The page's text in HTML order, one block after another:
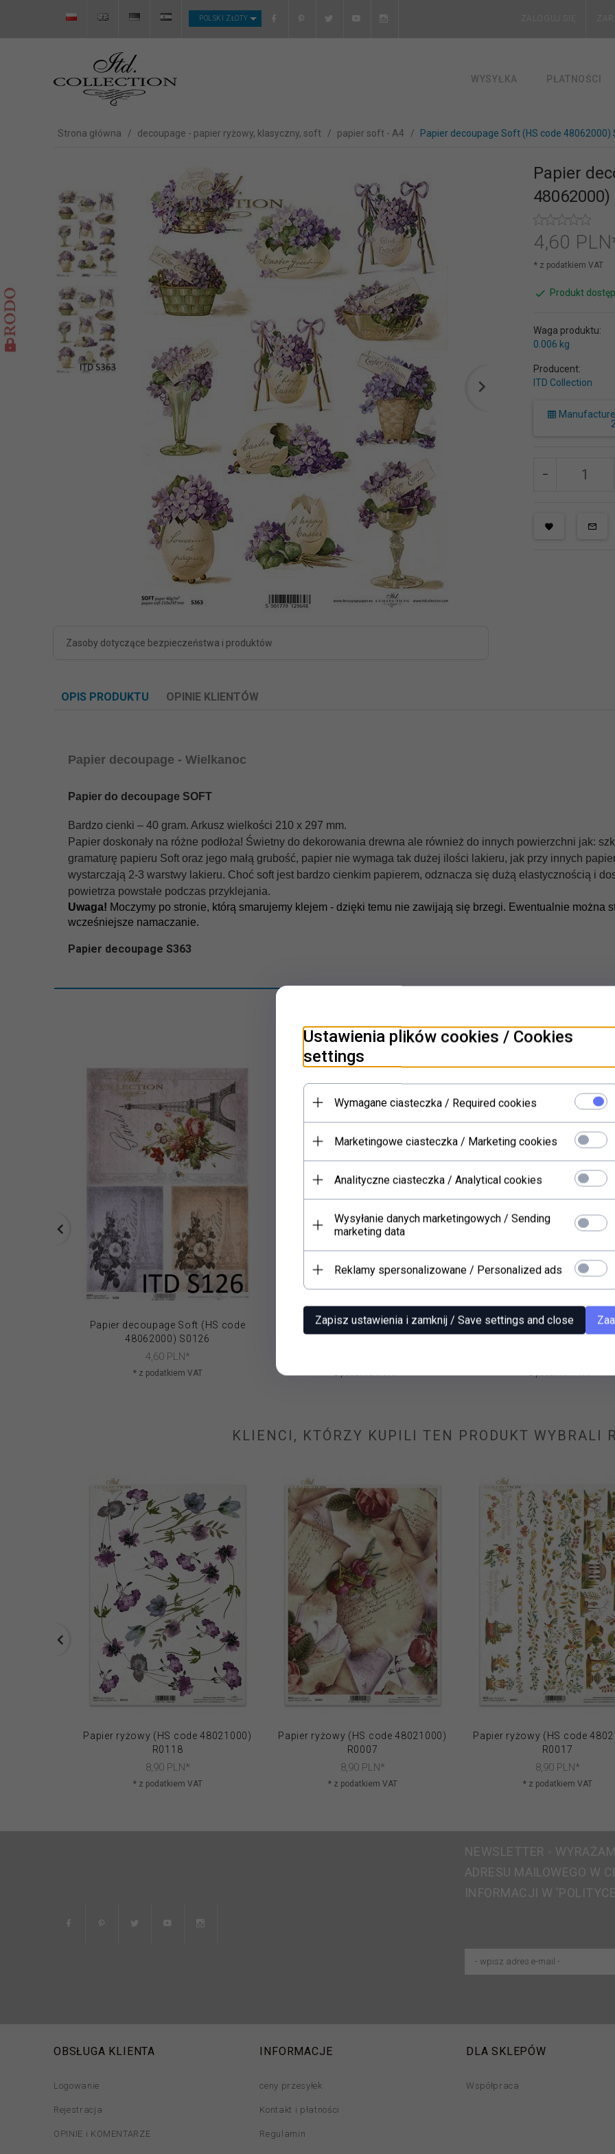
CURRENCY_H
POLSKI ZŁOTY ZALOGUJ SIĘ
WYSYŁKA PŁATNOŚCI
Strona główna decoupage - papier ryżowy, klasyczny, soft papier soft - A4 Papier decoupage Soft (HS code 48062000)
Zasoby dotyczące bezpieczeństwa i produktów
Papier
48062000)
4,60
* z podatkiem VAT
Produkt
Waga produktu:
0.006 kg
Producent:
ITD Collection
OPIS PRODUKTU OPINIE KLIENTÓW
Papier decoupage - Wielkanoc
Papier do decoupage SOFT
Bardzo cienki – 40 gram. Arkusz wielkości 210 x 297 mm.
Papier doskonały na różne podłoża! Świetny do dekorowania drewna ale również do innych powierzchni jak:
gramaturę papieru Soft oraz jego małą grubość, papier nie wymaga tak dużej ilości lakieru, jak przy innych
wystarczają 2-3 warstwy lakieru. Choć soft jest bardzo cienkim papierem, odznacza się dużą elastycznością i
powietrza powstałe podczas przyklejania.
Uwaga! Moczymy po stronie, którą smarujemy klejem - dzięki temu nie zawijają się brzegi. Ewentualnie można
wcześniejsze namaczanie.
Papier decoupage S363
PRODUKTY POWIĄZANE
Papier decoupage Soft (HS code
48062000) S0126
4,60 PLN*
* z podatkiem VAT
Papier decoupage Soft (HS code
* z podatkiem VAT
Papier decoupage Soft (HS
* z podatkiem VAT
KLIENCI, KTÓRZY KUPILI TEN PRODUKT WYBRALI
Papier ryżowy (HS code 48021000)
R0118
8,90 PLN*
* z podatkiem VAT
Papier ryżowy (HS code 48021000)
R0007
8,90 PLN*
* z podatkiem VAT
Papier ryżowy (HS code
R0017
8,90 PLN*
* z podatkiem VAT
NEWSLETTER -
ADRESU MAILOWEGO W
INFORMACJI W
OBSŁUGA KLIENTA
Logowanie
Rejestracja
OPINIE i KOMENTARZE
INFORMACJE
ceny przesyłek
Kontakt i płatności
Regulamin
DLA SKLEPÓW
Współpraca
Ustawienia plików cookies / Cookies
settings
Wymagane ciasteczka / Required cookies
Marketingowe ciasteczka / Marketing cookies
Analityczne ciasteczka / Analytical cookies
Wysyłanie danych marketingowych / Sending
marketing data
Reklamy spersonalizowane / Personalized ads
Zapisz ustawienia i zamknij / Save settings and close